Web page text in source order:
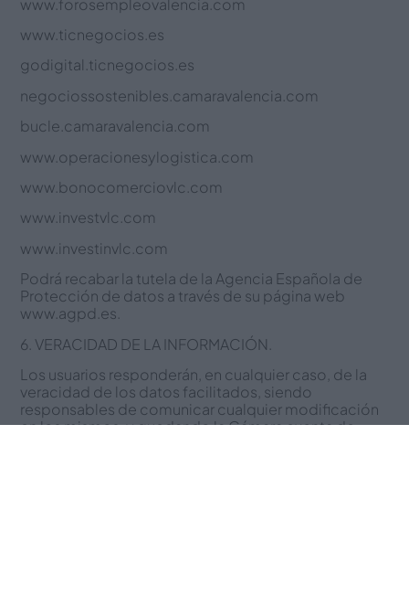
www.ticnegocios.es
godigital.ticnegocios.es
negociossostenibles.camaravalencia.com
bucle.camaravalencia.com
www.operacionesylogistica.com
www.bonocomerciovlc.com
www.investvlc.com
www.investinvlc.com
Podrá recabar la tutela de la Agencia Española de
Protección de datos a través de su página web
www.agpd.es.
6. VERACIDAD DE LA INFORMACIÓN.
Los usuarios responderán, en cualquier caso, de la
veracidad de los datos facilitados, siendo
responsables de comunicar cualquier modificación
en los mismos, y quedando la Cámara exenta de